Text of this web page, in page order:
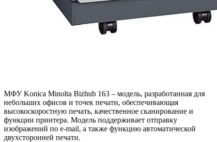
МФУ Konica Minolta Bizhub 163 – модель, разработанная для
небольших офисов и точек печати, обеспечивающая
высокоскоростную печать, качественное сканирование и
функции принтера. Модель поддерживает отправку
изображений по e-mail, а также функцию автоматической
двухсторонней печати.